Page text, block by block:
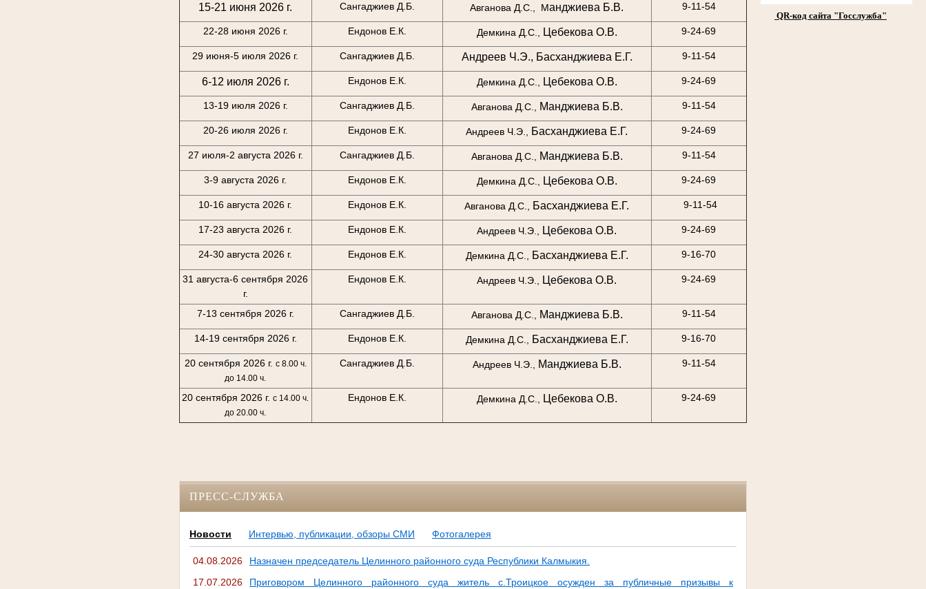
QR-код сайта "Госслужба"
15-21 июня 2026 г. Сангаджиев Д.Б. Авганова Д.С., Манджиева Б.В. 9-11-54
22-28 июня 2026 г. Ендонов Е.К. Демкина Д.С., Цебекова О.В. 9-24-69
29 июня-5 июля 2026 г. Сангаджиев Д.Б. Андреев Ч.Э., Басханджиева Е.Г. 9-11-54
6-12 июля 2026 г. Ендонов Е.К. Демкина Д.С., Цебекова О.В. 9-24-69
13-19 июля 2026 г. Сангаджиев Д.Б. Авганова Д.С., Манджиева Б.В. 9-11-54
20-26 июля 2026 г. Ендонов Е.К. Андреев Ч.Э., Басханджиева Е.Г. 9-24-69
27 июля-2 августа 2026 г. Сангаджиев Д.Б. Авганова Д.С., Манджиева Б.В. 9-11-54
3-9 августа 2026 г. Ендонов Е.К. Демкина Д.С., Цебекова О.В. 9-24-69
10-16 августа 2026 г. Ендонов Е.К. Авганова Д.С., Басханджиева Е.Г. 9-11-54
17-23 августа 2026 г. Ендонов Е.К. Андреев Ч.Э., Цебекова О.В. 9-24-69
24-30 августа 2026 г. Ендонов Е.К. Демкина Д.С., Басханджиева Е.Г. 9-16-70
31 августа-6 сентября 2026
г.
Ендонов Е.К. Андреев Ч.Э., Цебекова О.В. 9-24-69
7-13 сентября 2026 г. Сангаджиев Д.Б. Авганова Д.С., Манджиева Б.В. 9-11-54
14-19 сентября 2026 г. Ендонов Е.К. Демкина Д.С., Басханджиева Е.Г. 9-16-70
20 сентября 2026 г. с 8.00 ч.
до 14.00 ч.
Сангаджиев Д.Б. Андреев Ч.Э., Манджиева Б.В. 9-11-54
20 сентября 2026 г.с 14.00 ч.
до 20.00 ч.
Ендонов Е.К. Демкина Д.С., Цебекова О.В. 9-24-69
ПРЕСС-СЛУЖБА
Новости Интервью, публикации, обзоры СМИ Фотогалерея
04.08.2026
Назначен председатель Целинного районного суда Республики Калмыкия.
17.07.2026
Приговором Целинного районного суда житель с.Троицкое осужден за публичные призывы к